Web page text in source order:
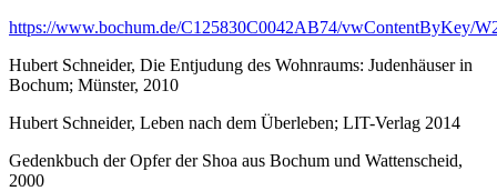
https://www.bochum.de/C125830C0042AB74/vwContentByKey/
Hubert Schneider, Die Entjudung des Wohnraums: Judenhäuser in
Bochum; Münster, 2010
Hubert Schneider, Leben nach dem Überleben; LIT-Verlag 2014
Gedenkbuch der Opfer der Shoa aus Bochum und Wattenscheid,
2000